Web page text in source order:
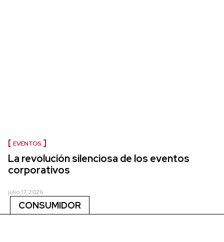
EVENTOS
La revolución silenciosa de los eventos
corporativos
julio 17, 2026
CONSUMIDOR